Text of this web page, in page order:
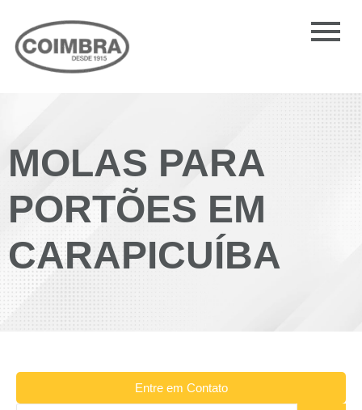
MOLAS PARA
PORTÕES EM
CARAPICUÍBA
Entre em Contato